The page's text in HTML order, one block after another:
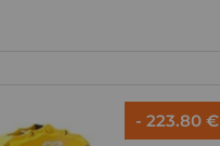
- 223.80 €